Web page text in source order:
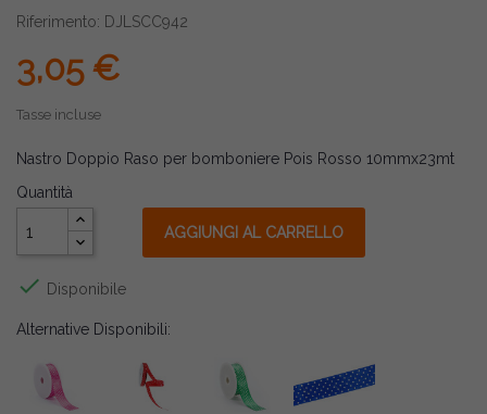
Riferimento: DJLSCC942
3,05 €
Tasse incluse
Nastro Doppio Raso per bomboniere Pois Rosso 10mmx23mt
Quantità
AGGIUNGI AL CARRELLO
 Disponibile
Alternative Disponibili: